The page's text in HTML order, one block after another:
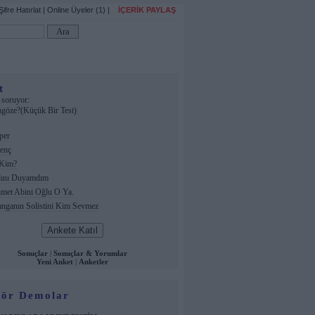
Şifre Hatırlat | Online Üyeler (1) | İÇERİK PAYLAŞ
soruyor:
Bir Test)
Duyamdım
Abini Oğlu O Ya.
Solistini Kim Sevmez
Sonuçlar
Sonuçlar & Yorumlar
Yeni Anket
Anketler
Demolar